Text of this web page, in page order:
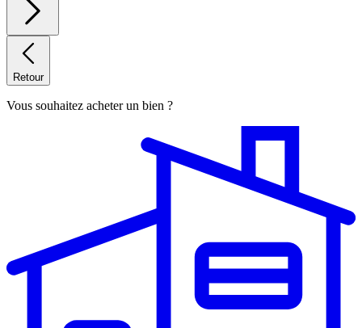
Retour
Vous souhaitez acheter un bien ?